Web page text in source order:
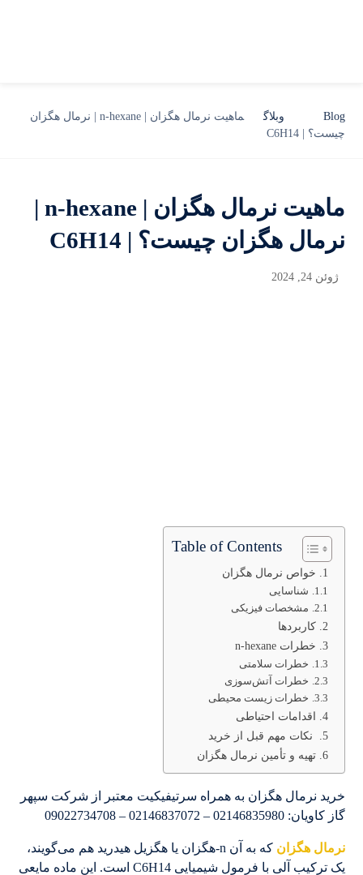
Blog وبلاگ
ماهیت نرمال هگزان | n-hexane | نرمال هگزان
چیست؟ | C6H14
ماهیت نرمال هگزان | n-hexane |
نرمال هگزان چیست؟ | C6H14
ژوئن 24, 2024
Table of Contents
خواص نرمال هگزان
شناسایی
مشخصات فیزیکی
کاربردها
خطرات n-hexane
خطرات سلامتی
خطرات آتش‌سوزی
خطرات زیست محیطی
اقدامات احتیاطی
نکات مهم قبل از خرید
تهیه و تأمین نرمال هگزان
خرید نرمال هگزان به همراه سرتیفیکیت معتبر از شرکت سپهر
گاز کاویان: 02146835980 – 02146837072 – 09022734708
نرمال هگزان
که به آن n-هگزان یا هگزیل هیدرید هم می‌گویند،
یک ترکیب آلی با فرمول شیمیایی C6H14 است. این ماده مایعی